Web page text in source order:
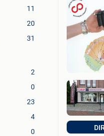
11
20
31
2
0
23
4
0